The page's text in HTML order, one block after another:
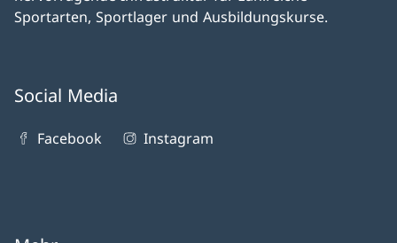
Sportarten, Sportlager und Ausbildungskurse.
Social Media
Facebook Instagram